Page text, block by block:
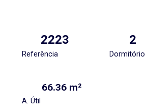
2223
Referência
2
66.36 m²
A. Útil